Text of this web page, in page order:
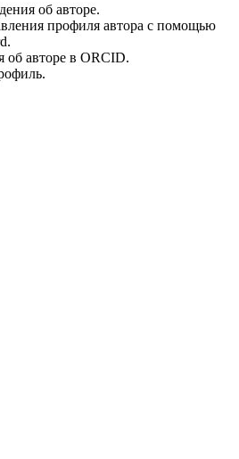
об авторе.
профиля автора с помощью
об авторе в ORCID.